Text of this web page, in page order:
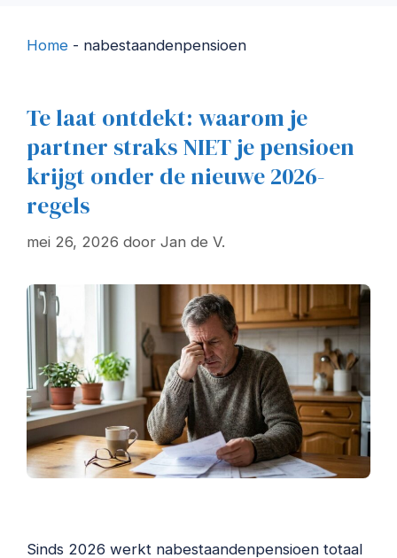
Home - nabestaandenpensioen
Te laat ontdekt: waarom je
partner straks NIET je pensioen
krijgt onder de nieuwe 2026-
regels
mei 26, 2026 door Jan de V.
Sinds 2026 werkt nabestaandenpensioen totaal